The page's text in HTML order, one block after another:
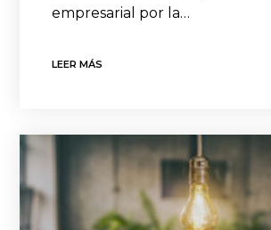
empresarial por la…
LEER MÁS